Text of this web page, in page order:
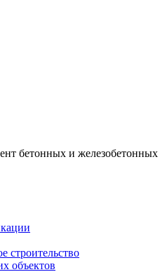
бетонных и
строительство
объектов